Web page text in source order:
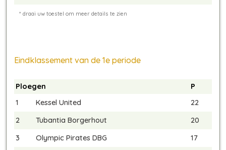
Eindklassement van de 1e periode
Ploegen
P
1
Kessel United
22
2
Tubantia Borgerhout
20
3
Olympic Pirates DBG
17